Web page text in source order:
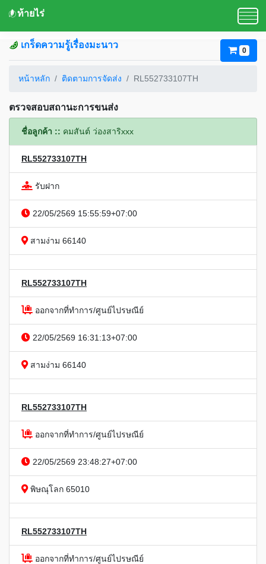
ท้ายไร่
เกร็ดความรู้เรื่องมะนาว
0
หน้าหลัก ติดตามการจัดส่ง RL552733107TH
ตรวจสอบสถานะการขนส่ง
ชื่อลูกค้า :: คมสันต์ ว่องสาริxxx
RL552733107TH
รับฝาก
22/05/2569 15:55:59+07:00
สามง่าม 66140
RL552733107TH
ออกจากที่ทำการ/ศูนย์ไปรษณีย์
22/05/2569 16:31:13+07:00
สามง่าม 66140
RL552733107TH
ออกจากที่ทำการ/ศูนย์ไปรษณีย์
22/05/2569 23:48:27+07:00
พิษณุโลก 65010
RL552733107TH
ออกจากที่ทำการ/ศูนย์ไปรษณีย์